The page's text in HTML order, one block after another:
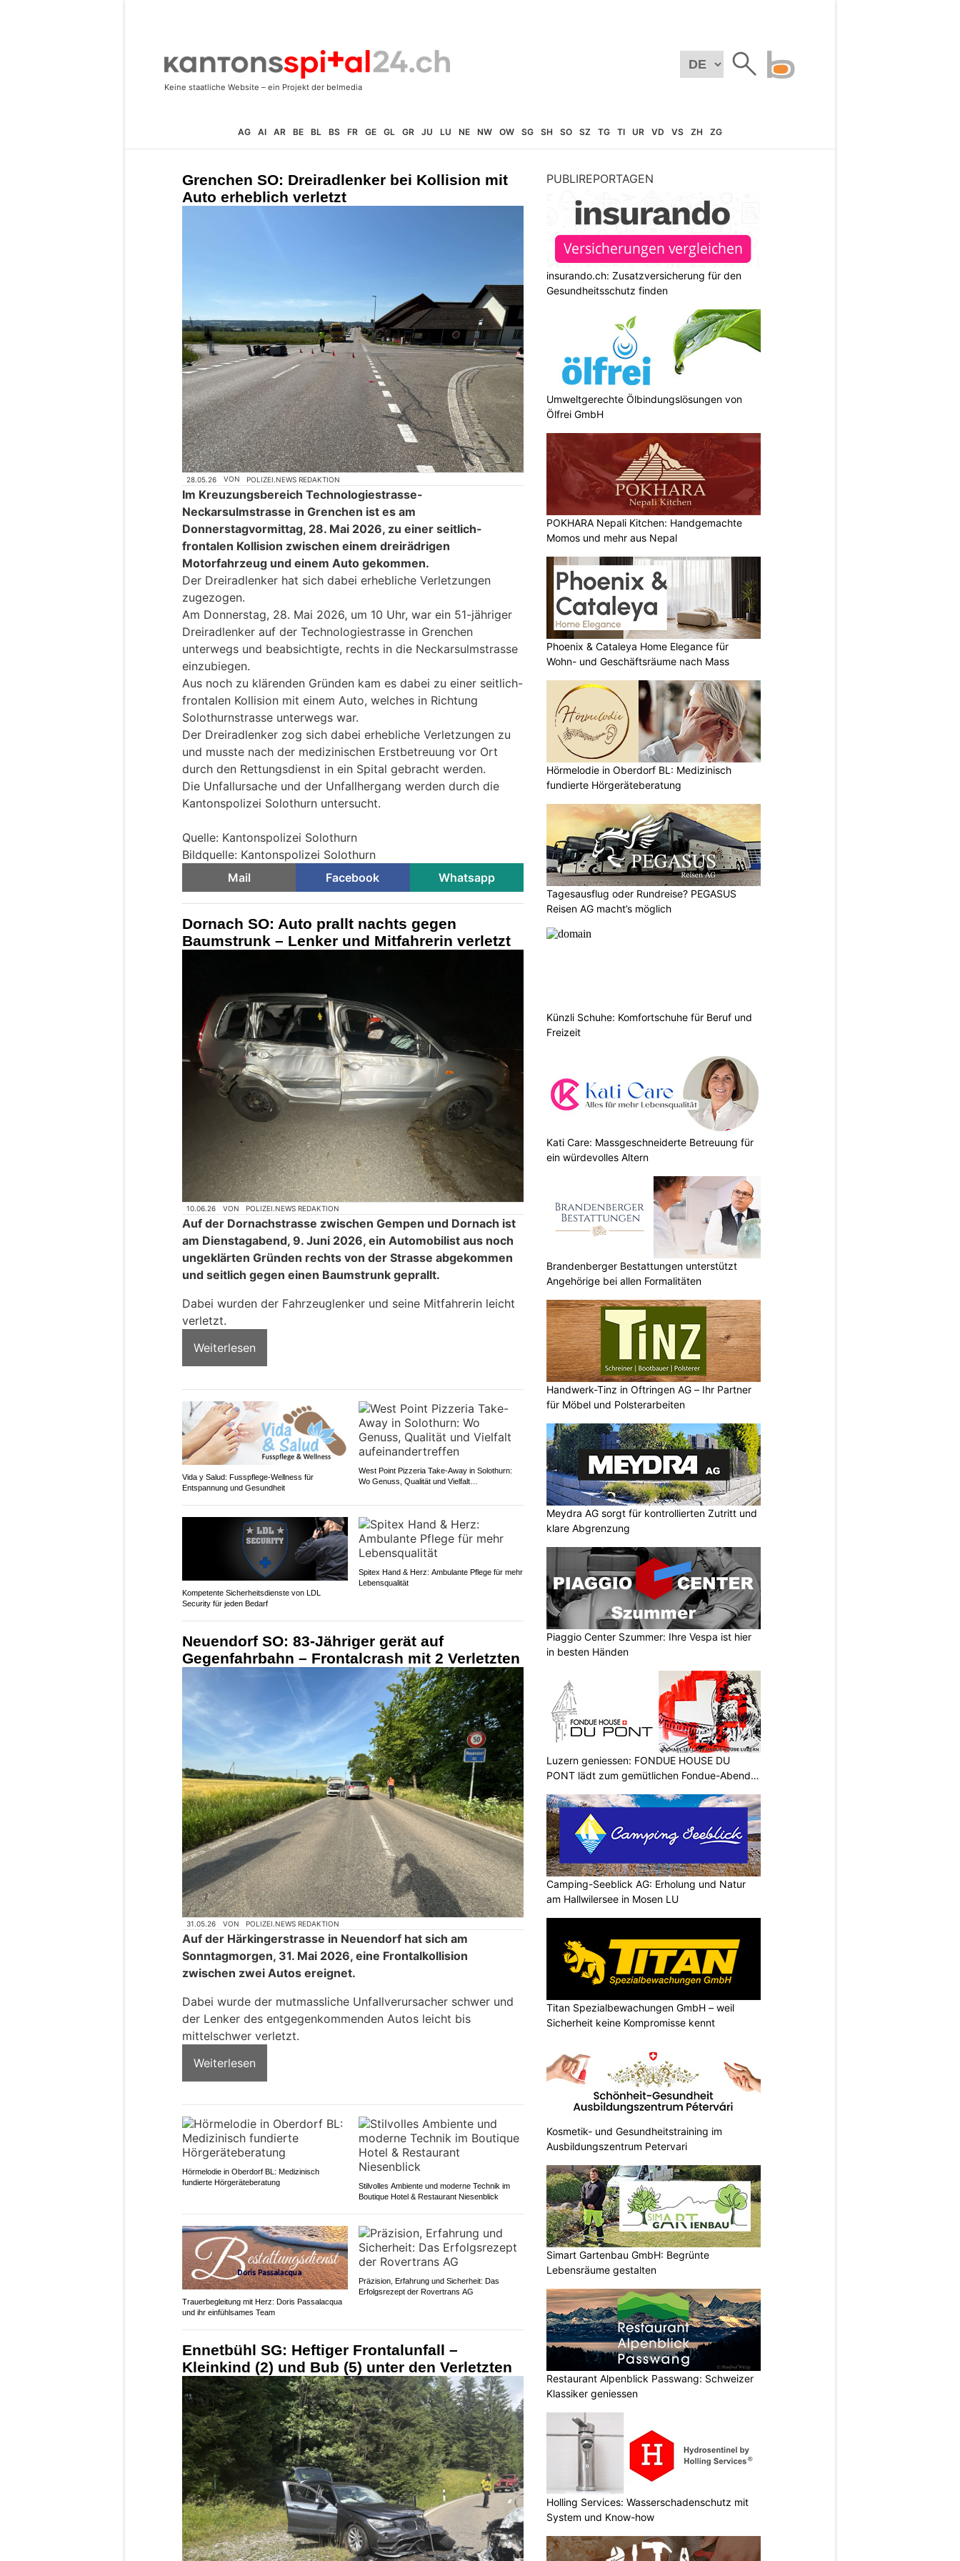
AG AI AR BE BL BS FR GE GL GR JU LU NE NW OW SG SH SO SZ TG TI UR VD VS ZH ZG
Grenchen SO: Dreiradlenker bei Kollision mit
Auto erheblich verletzt
28.05.26 VON POLIZEI.NEWS REDAKTION
Im Kreuzungsbereich Technologiestrasse-
Neckarsulmstrasse in Grenchen ist es am
Donnerstagvormittag, 28. Mai 2026, zu einer seitlich-
frontalen Kollision zwischen einem dreirädrigen
Motorfahrzeug und einem Auto gekommen.
Der Dreiradlenker hat sich dabei erhebliche Verletzungen
zugezogen.
Am Donnerstag, 28. Mai 2026, um 10 Uhr, war ein 51-jähriger
Dreiradlenker auf der Technologiestrasse in Grenchen
unterwegs und beabsichtigte, rechts in die Neckarsulmstrasse
einzubiegen.
Aus noch zu klärenden Gründen kam es dabei zu einer seitlich-
frontalen Kollision mit einem Auto, welches in Richtung
Solothurnstrasse unterwegs war.
Der Dreiradlenker zog sich dabei erhebliche Verletzungen zu
und musste nach der medizinischen Erstbetreuung vor Ort
durch den Rettungsdienst in ein Spital gebracht werden.
Die Unfallursache und der Unfallhergang werden durch die
Kantonspolizei Solothurn untersucht.
Quelle: Kantonspolizei Solothurn
Bildquelle: Kantonspolizei Solothurn
Mail
Facebook Whatsapp
Dornach SO: Auto prallt nachts gegen
Baumstrunk – Lenker und Mitfahrerin verletzt
10.06.26 VON POLIZEI.NEWS REDAKTION
Auf der Dornachstrasse zwischen Gempen und Dornach ist
am Dienstagabend, 9. Juni 2026, ein Automobilist aus noch
ungeklärten Gründen rechts von der Strasse abgekommen
und seitlich gegen einen Baumstrunk geprallt.
Dabei wurden der Fahrzeuglenker und seine Mitfahrerin leicht
verletzt.
Weiterlesen
Vida y Salud: Fusspflege-Wellness für
Entspannung und Gesundheit
West Point Pizzeria Take-Away in Solothurn:
Wo Genuss, Qualität und Vielfalt
Kompetente Sicherheitsdienste von LDL
Security für jeden Bedarf
Spitex Hand & Herz: Ambulante Pflege für mehr
Lebensqualität
Neuendorf SO: 83-Jähriger gerät auf
Gegenfahrbahn – Frontalcrash mit 2 Verletzten
31.05.26 VON POLIZEI.NEWS REDAKTION
Auf der Härkingerstrasse in Neuendorf hat sich am
Sonntagmorgen, 31. Mai 2026, eine Frontalkollision
zwischen zwei Autos ereignet.
Dabei wurde der mutmassliche Unfallverursacher schwer und
der Lenker des entgegenkommenden Autos leicht bis
mittelschwer verletzt.
Weiterlesen
Hörmelodie in Oberdorf BL: Medizinisch
fundierte Hörgeräteberatung
Stilvolles Ambiente und moderne Technik im
Boutique Hotel & Restaurant Niesenblick
Trauerbegleitung mit Herz: Doris Passalacqua
und ihr einfühlsames Team
Präzision, Erfahrung und Sicherheit: Das
Erfolgsrezept der Rovertrans AG
Ennetbühl SG: Heftiger Frontalunfall –
Kleinkind (2) und Bub (5) unter den Verletzten
PUBLIREPORTAGEN
insurando.ch: Zusatzversicherung für den
Gesundheitsschutz finden
Umweltgerechte Ölbindungslösungen von
Ölfrei GmbH
POKHARA Nepali Kitchen: Handgemachte
Momos und mehr aus Nepal
Phoenix & Cataleya Home Elegance für
Wohn- und Geschäftsräume nach Mass
Hörmelodie in Oberdorf BL: Medizinisch
fundierte Hörgeräteberatung
Tagesausflug oder Rundreise? PEGASUS
Reisen AG macht’s möglich
Künzli Schuhe: Komfortschuhe für Beruf und
Freizeit
Kati Care: Massgeschneiderte Betreuung für
ein würdevolles Altern
Brandenberger Bestattungen unterstützt
Angehörige bei allen Formalitäten
Handwerk-Tinz in Oftringen AG – Ihr Partner
für Möbel und Polsterarbeiten
Meydra AG sorgt für kontrollierten Zutritt und
klare Abgrenzung
Piaggio Center Szummer: Ihre Vespa ist hier
in besten Händen
Luzern geniessen: FONDUE HOUSE DU
PONT lädt zum gemütlichen Fondue-Abend
Camping-Seeblick AG: Erholung und Natur
am Hallwilersee in Mosen LU
Titan Spezialbewachungen GmbH – weil
Sicherheit keine Kompromisse kennt
Kosmetik- und Gesundheitstraining im
Ausbildungszentrum Petervari
Simart Gartenbau GmbH: Begrünte
Lebensräume gestalten
Restaurant Alpenblick Passwang: Schweizer
Klassiker geniessen
Holling Services: Wasserschadenschutz mit
System und Know-how